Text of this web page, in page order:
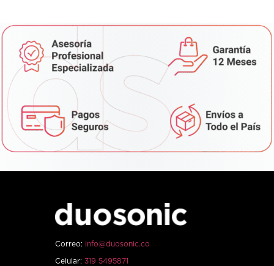
Correo: info@duosonic.co
Celular: 319 5495871